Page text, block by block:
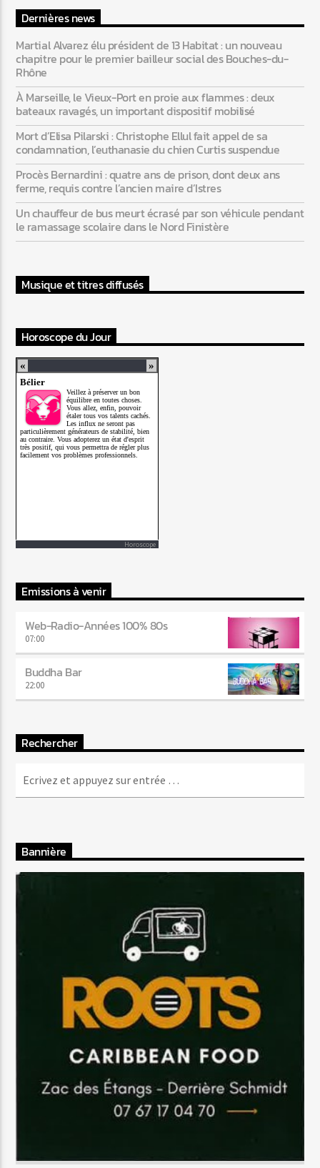
Dernières news
Martial Alvarez élu président de 13 Habitat : un nouveau
chapitre pour le premier bailleur social des Bouches-du-
Rhône
À Marseille, le Vieux-Port en proie aux flammes : deux
bateaux ravagés, un important dispositif mobilisé
Mort d’Elisa Pilarski : Christophe Ellul fait appel de sa
condamnation, l’euthanasie du chien Curtis suspendue
Procès Bernardini : quatre ans de prison, dont deux ans
ferme, requis contre l’ancien maire d’Istres
Un chauffeur de bus meurt écrasé par son véhicule pendant
le ramassage scolaire dans le Nord Finistère
Musique et titres diffusés
Horoscope du Jour
Horoscope
Emissions à venir
Web-Radio-Années 100% 80s
07:00
Buddha Bar
22:00
Rechercher
Bannière